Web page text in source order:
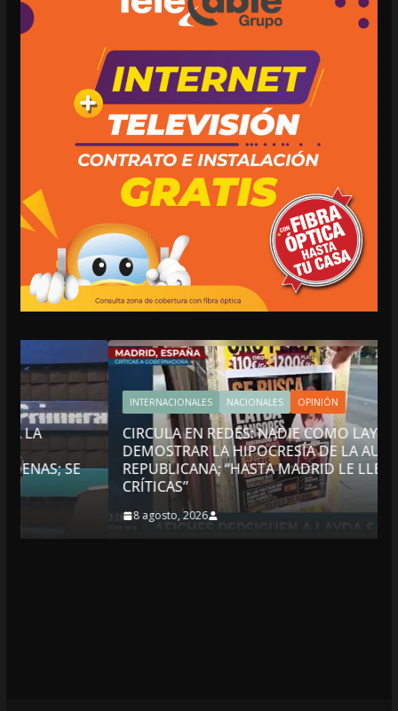
INTERNACIONALES NACIONALES OPINIÓN
CIRCULA EN REDES: NADIE COMO LAYDA PARA
DEMOSTRAR LA HIPOCRESÍA DE LA AUSTERIDAD
REPUBLICANA; “HASTA MADRID LE LLEGAN LAS
CRÍTICAS”
8 agosto, 2026